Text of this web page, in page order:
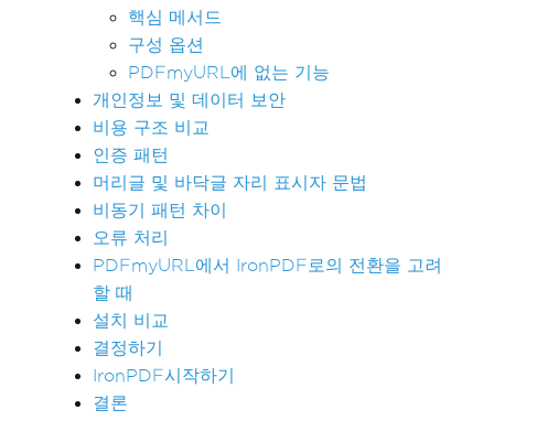
핵심 메서드
구성 옵션
PDFmyURL에 없는 기능
개인정보 및 데이터 보안
비용 구조 비교
인증 패턴
머리글 및 바닥글 자리 표시자 문법
비동기 패턴 차이
오류 처리
PDFmyURL에서 IronPDF로의 전환을 고려
할 때
설치 비교
결정하기
IronPDF시작하기
결론